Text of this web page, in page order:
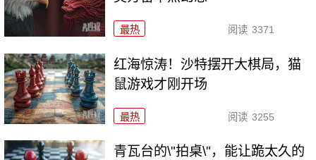
最热 阅读 3371
红海惊涛！沙特摆开大棋局，猫
鼠游戏才刚开场
最热 阅读 3255
青瓦台的\"拍桌\"，能让跪太久的